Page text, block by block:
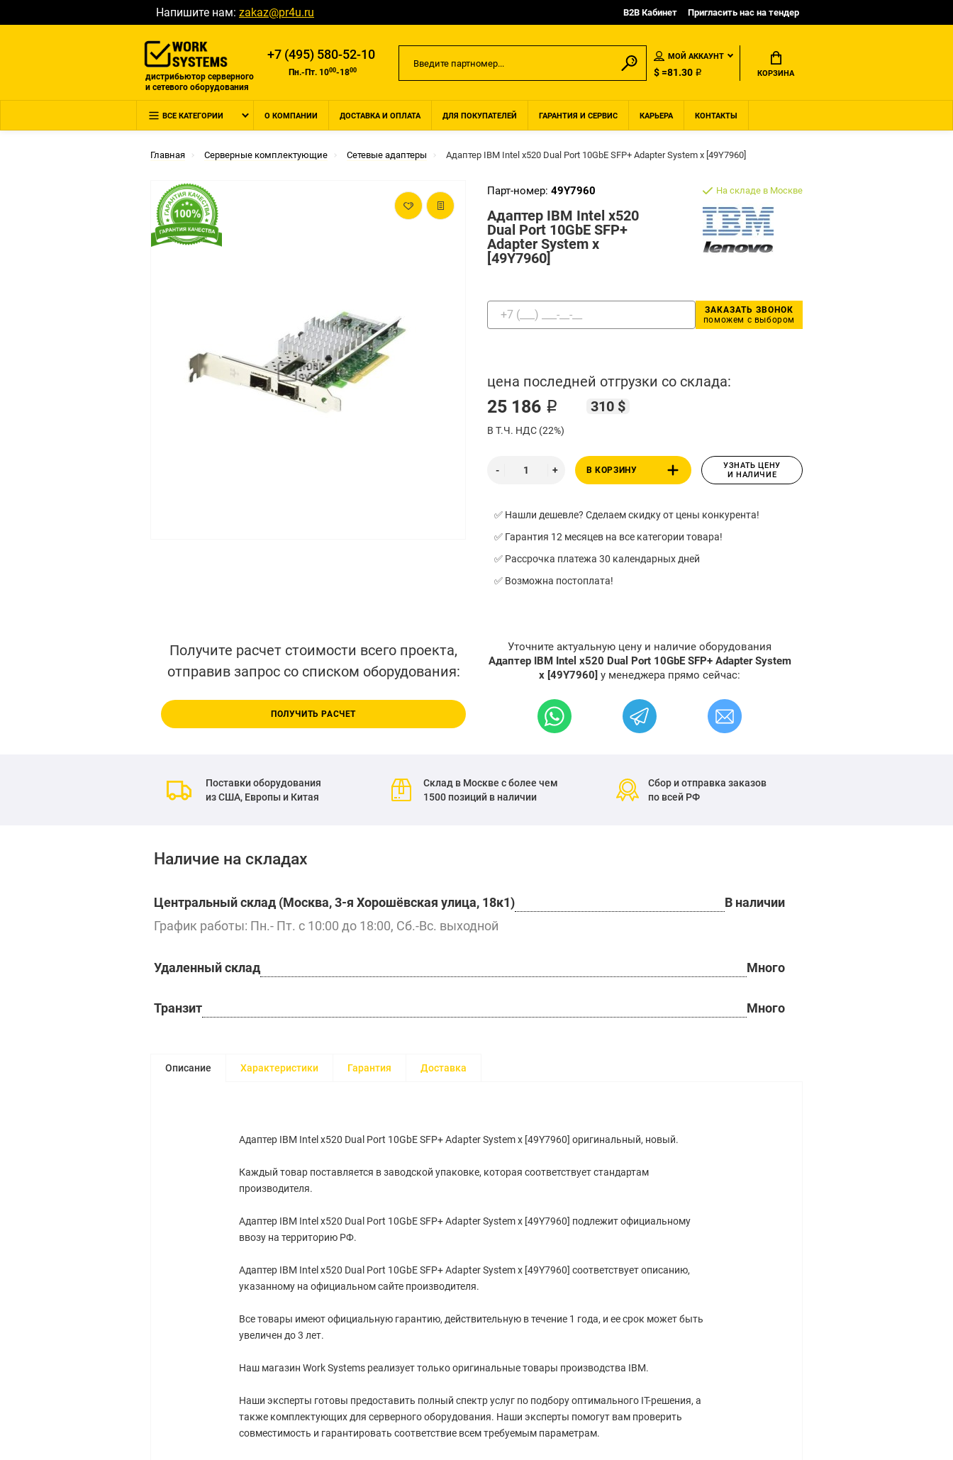
Напишите нам: zakaz@pr4u.ru B2B Кабинет Пригласить нас на тендер
дистрибьютор серверного
и сетевого оборудования
+7 (495) 580-52-10
Пн.-Пт. 1000-1800
МОЙ АККАУНТ
$ =81.30 ₽ КОРЗИНА
ВСЕ КАТЕГОРИИ О КОМПАНИИ ДОСТАВКА И ОПЛАТА ДЛЯ ПОКУПАТЕЛЕЙ ГАРАНТИЯ И СЕРВИС КАРЬЕРА КОНТАКТЫ
Главная Серверные комплектующие Сетевые адаптеры Адаптер IBM Intel x520 Dual Port 10GbE SFP+ Adapter System x [49Y7960]
Парт-номер: 49Y7960
Адаптер IBM Intel x520
Dual Port 10GbE SFP+
Adapter System x
[49Y7960]
На складе в Москве
ЗАКАЗАТЬ ЗВОНОК
поможем с выбором
цена последней отгрузки со склада:
25 186 ₽ 310 $
В Т.Ч. НДС (22%)
В КОРЗИНУ
УЗНАТЬ ЦЕНУ
И НАЛИЧИЕ
✅ Нашли дешевле? Сделаем скидку от цены конкурента!
✅ Гарантия 12 месяцев на все категории товара!
✅ Рассрочка платежа 30 календарных дней
✅ Возможна постоплата!
Получите расчет стоимости всего проекта,
отправив запрос со списком оборудования:
ПОЛУЧИТЬ РАСЧЕТ
Уточните актуальную цену и наличие оборудования
Адаптер IBM Intel x520 Dual Port 10GbE SFP+ Adapter System
x [49Y7960] у менеджера прямо сейчас:
Поставки оборудования
из США, Европы и Китая
Склад в Москве с более чем
1500 позиций в наличии
Сбор и отправка заказов
по всей РФ
Наличие на складах
Центральный склад (Москва, 3-я Хорошёвская улица, 18к1)
В наличии
График работы: Пн.- Пт. с 10:00 до 18:00, Сб.-Вс. выходной
Удаленный склад Много
Транзит Много
Описание Характеристики Гарантия Доставка
Адаптер IBM Intel x520 Dual Port 10GbE SFP+ Adapter System x [49Y7960] оригинальный, новый.
Каждый товар поставляется в заводской упаковке, которая соответствует стандартам
производителя.
Адаптер IBM Intel x520 Dual Port 10GbE SFP+ Adapter System x [49Y7960] подлежит официальному
ввозу на территорию РФ.
Адаптер IBM Intel x520 Dual Port 10GbE SFP+ Adapter System x [49Y7960] cоответствует описанию,
указанному на официальном сайте производителя.
Все товары имеют официальную гарантию, действительную в течение 1 года, и ее срок может быть
увеличен до 3 лет.
Наш магазин Work Systems реализует только оригинальные товары производства IBM.
Наши эксперты готовы предоставить полный спектр услуг по подбору оптимального IT-решения, а
также комплектующих для серверного оборудования. Наши эксперты помогут вам проверить
совместимость и гарантировать соответствие всем требуемым параметрам.